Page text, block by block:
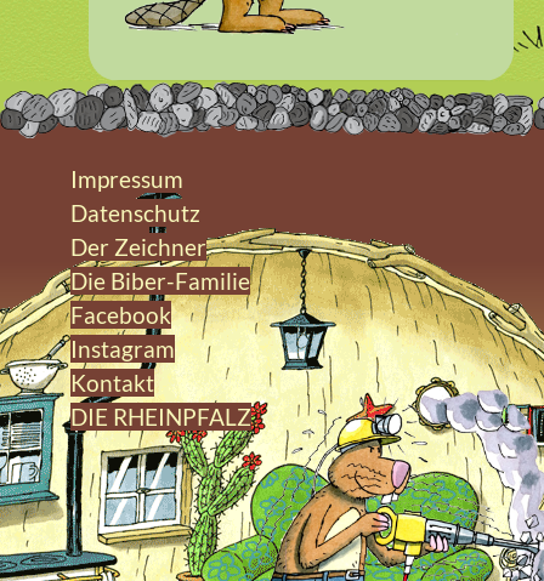
Impressum
Datenschutz
Der Zeichner
Die Biber-Familie
Facebook
Instagram
Kontakt
DIE RHEINPFALZ